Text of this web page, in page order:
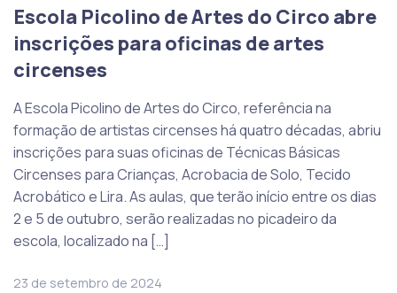
Escola Picolino de Artes do Circo abre
inscrições para oficinas de artes
circenses
A Escola Picolino de Artes do Circo, referência na
formação de artistas circenses há quatro décadas, abriu
inscrições para suas oficinas de Técnicas Básicas
Circenses para Crianças, Acrobacia de Solo, Tecido
Acrobático e Lira. As aulas, que terão início entre os dias
2 e 5 de outubro, serão realizadas no picadeiro da
escola, localizado na […]
23 de setembro de 2024